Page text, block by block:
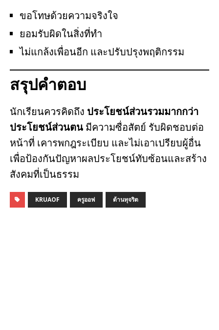
ขอโทษด้วยความจริงใจ
ยอมรับผิดในสิ่งที่ทำ
ไม่แกล้งเพื่อนอีก และปรับปรุงพฤติกรรม
สรุปคำตอบ
นักเรียนควรคิดถึง ประโยชน์ส่วนรวมมากกว่า
ประโยชน์ส่วนตน มีความซื่อสัตย์ รับผิดชอบต่อ
หน้าที่ เคารพกฎระเบียบ และไม่เอาเปรียบผู้อื่น
เพื่อป้องกันปัญหาผลประโยชน์ทับซ้อนและสร้าง
สังคมที่เป็นธรรม
KRUAOF ครูออฟ ต้านทุจริต